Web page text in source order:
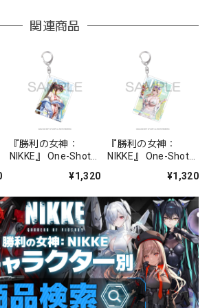
関連商品
『勝利の女神：
NIKKE』 One-Shot
ャーナ：マリンスタ
¥1,320
『勝利の女神：
NIKKE』 One-Shot
- シー・リジー¥1,320